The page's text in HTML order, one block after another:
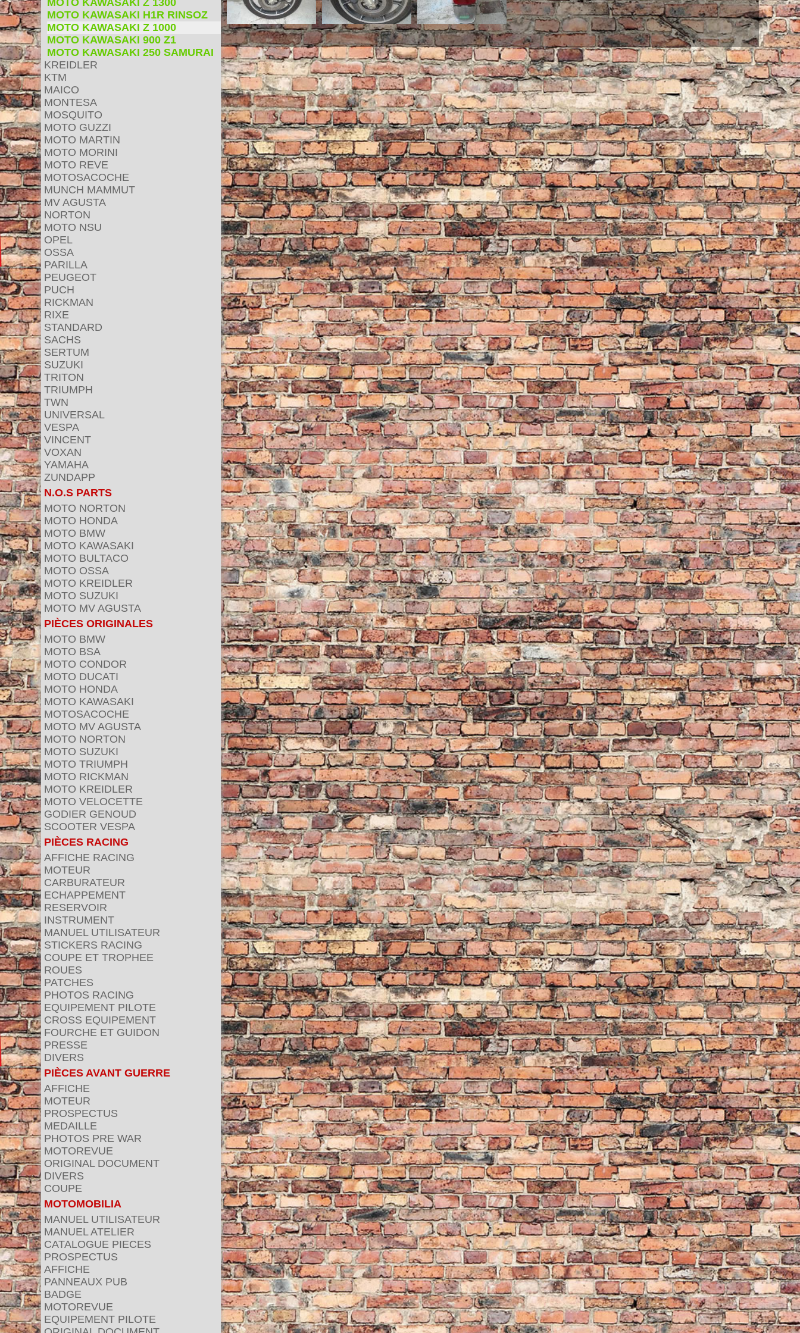
MOTO KAWASAKI Z 1300
MOTO KAWASAKI H1R RINSOZ
MOTO KAWASAKI Z 1000
MOTO KAWASAKI 900 Z1
MOTO KAWASAKI 250 SAMURAI
KREIDLER
KTM
MAICO
MONTESA
MOSQUITO
MOTO GUZZI
MOTO MARTIN
MOTO MORINI
MOTO REVE
MOTOSACOCHE
MUNCH MAMMUT
MV AGUSTA
NORTON
MOTO NSU
OPEL
OSSA
PARILLA
PEUGEOT
PUCH
RICKMAN
RIXE
STANDARD
SACHS
SERTUM
SUZUKI
TRITON
TRIUMPH
TWN
UNIVERSAL
VESPA
VINCENT
VOXAN
YAMAHA
ZUNDAPP
N.O.S PARTS
MOTO NORTON
MOTO HONDA
MOTO BMW
MOTO KAWASAKI
MOTO BULTACO
MOTO OSSA
MOTO KREIDLER
MOTO SUZUKI
MOTO MV AGUSTA
PIÈCES ORIGINALES
MOTO BMW
MOTO BSA
MOTO CONDOR
MOTO DUCATI
MOTO HONDA
MOTO KAWASAKI
MOTOSACOCHE
MOTO MV AGUSTA
MOTO NORTON
MOTO SUZUKI
MOTO TRIUMPH
MOTO RICKMAN
MOTO KREIDLER
MOTO VELOCETTE
GODIER GENOUD
SCOOTER VESPA
PIÈCES RACING
AFFICHE RACING
MOTEUR
CARBURATEUR
ECHAPPEMENT
RESERVOIR
INSTRUMENT
MANUEL UTILISATEUR
STICKERS RACING
COUPE ET TROPHEE
ROUES
PATCHES
PHOTOS RACING
EQUIPEMENT PILOTE
CROSS EQUIPEMENT
FOURCHE ET GUIDON
PRESSE
DIVERS
PIÈCES AVANT GUERRE
AFFICHE
MOTEUR
PROSPECTUS
MEDAILLE
PHOTOS PRE WAR
MOTOREVUE
ORIGINAL DOCUMENT
DIVERS
COUPE
MOTOMOBILIA
MANUEL UTILISATEUR
MANUEL ATELIER
CATALOGUE PIECES
PROSPECTUS
AFFICHE
PANNEAUX PUB
BADGE
MOTOREVUE
EQUIPEMENT PILOTE